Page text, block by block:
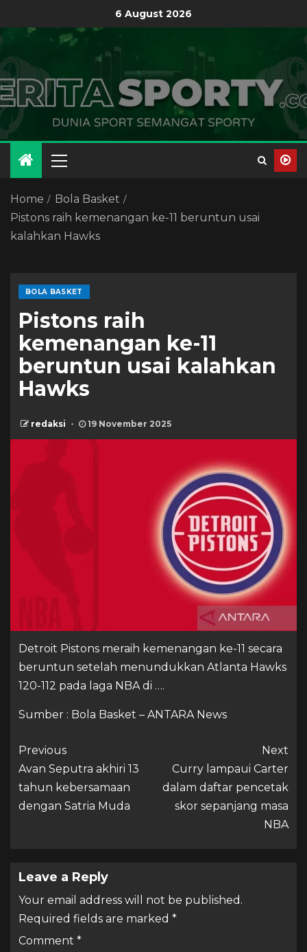
6 August 2026
Home
Bola Basket
Pistons raih kemenangan ke-11 beruntun usai
kalahkan Hawks
BOLA BASKET
Pistons raih
kemenangan ke-11
beruntun usai kalahkan
Hawks
redaksi 19 November 2025
Detroit Pistons meraih kemenangan ke-11 secara
beruntun setelah menundukkan Atlanta Hawks
120-112 pada laga NBA di ….
Sumber : Bola Basket – ANTARA News
Previous
Avan Seputra akhiri 13
tahun kebersamaan
dengan Satria Muda
Next
Curry lampaui Carter
dalam daftar pencetak
skor sepanjang masa
NBA
Leave a Reply
Your email address will not be published.
Required fields are marked *
Comment *